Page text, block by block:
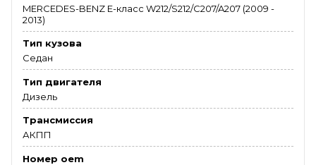
MERCEDES-BENZ E-класс W212/S212/C207/A207 (2009 -
2013)
Тип кузова
Седан
Тип двигателя
Дизель
Трансмиссия
АКПП
Номер oem